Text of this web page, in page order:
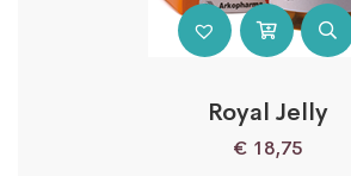
Royal Jelly
€ 18,75